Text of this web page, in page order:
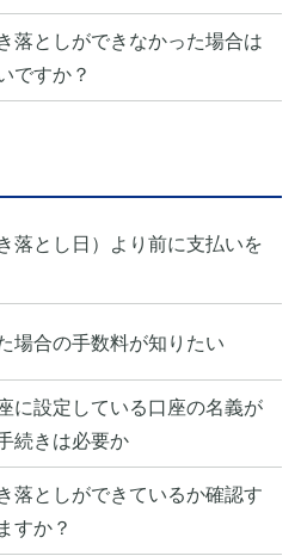
落としができなかった場合は
ですか？
落とし日）より前に支払いを
場合の手数料が知りたい
に設定している口座の名義が
続きは必要か
落としができているか確認す
すか？